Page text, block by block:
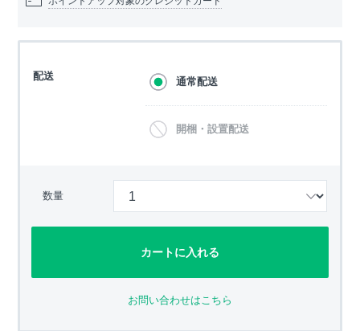
配送 通常配送
開梱・設置配送
数量
カートに入れる
お問い合わせはこちら